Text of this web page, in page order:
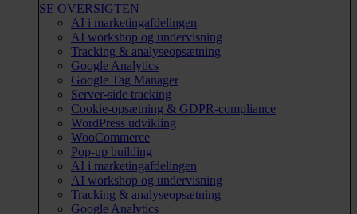
SE OVERSIGTEN
AI i marketingafdelingen
AI workshop og undervisning
Tracking & analyseopsætning
Google Analytics
Google Tag Manager
Server-side tracking
Cookie-opsætning & GDPR-compliance
WordPress udvikling
WooCommerce
Pop-up building
AI i marketingafdelingen
AI workshop og undervisning
Tracking & analyseopsætning
Google Analytics